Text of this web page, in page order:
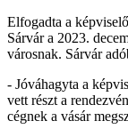
Elfogadta a
Sárvár a 2023.
városnak. Sárvár
- Jóváhagyta a
vett részt a
cégnek a vásár